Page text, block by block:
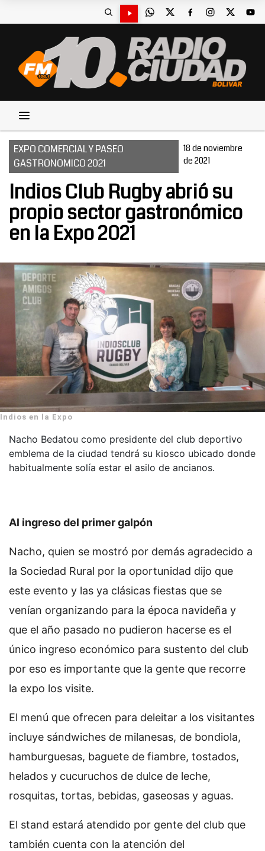
EXPO COMERCIAL Y PASEO
GASTRONOMICO 2021
18 de noviembre
de 2021
Indios Club Rugby abrió su
propio sector gastronómico
en la Expo 2021
Indios en la Expo
Nacho Bedatou como presidente del club deportivo
emblema de la ciudad tendrá su kiosco ubicado donde
habitualmente solía estar el asilo de ancianos.
Al ingreso del primer galpón
Nacho, quien se mostró por demás agradecido a
la Sociedad Rural por la oportunidad dijo que
este evento y las ya clásicas fiestas que se
venían organizando para la época navideña y
que el año pasado no pudieron hacerse es el
único ingreso económico para sustento del club
por eso es importante que la gente que recorre
la expo los visite.
El menú que ofrecen para deleitar a los visitantes
incluye sándwiches de milanesas, de bondiola,
hamburguesas, baguete de fiambre, tostados,
helados y cucuruchos de dulce de leche,
rosquitas, tortas, bebidas, gaseosas y aguas.
El stand estará atendido por gente del club que
también cuenta con la atención del